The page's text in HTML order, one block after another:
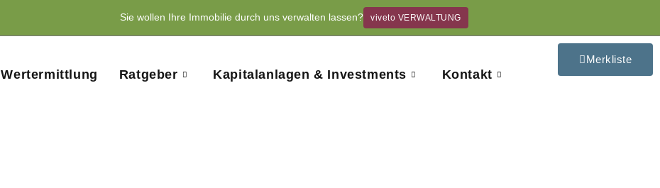
Sie wollen Ihre Immobilie durch uns verwalten lassen? viveto VERWALTUNG
Wertermittlung Ratgeber Kapitalanlagen & Investments Kontakt
Merkliste